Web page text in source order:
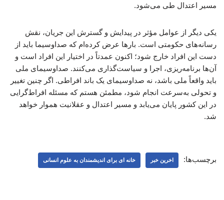
مسیر اعتدال طی می‌شود.
یکی دیگر از عوامل مؤثر در پیدایش و گسترش این جریان، نقش
رسانه‌های حکومتی است. بارها عرض کرده‌ام که صداوسیما باید از
دست این افراد خارج شود؛ اکنون عمدتاً در اختیار این افراد است و
آن‌ها برنامه‌ریزی، اجرا و سیاست‌گذاری می‌کنند. صداوسیمای ملی
باید واقعاً ملی باشد، نه صداوسیمای یک باند افراطی. اگر چنین تغییر
و تحولی به‌سرعت انجام شود، مطمئن هستم که مسئله افراط‌گرایی
در این کشور پایان می‌یابد و مسیر اعتدال و عقلانیت هموار خواهد
شد.
برچسب‌ها: اخرین خبر خانه ای برای اندیشمندان به علوم انسانی